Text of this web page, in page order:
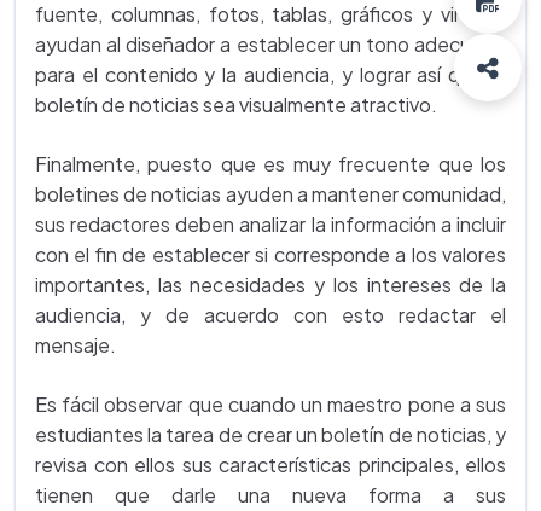
fuente, columnas, fotos, tablas, gráficos y viñetas
ayudan al diseñador a establecer un tono adecuado
para el contenido y la audiencia, y lograr así que el
boletín de noticias sea visualmente atractivo.
Finalmente, puesto que es muy frecuente que los
boletines de noticias ayuden a mantener comunidad,
sus redactores deben analizar la información a incluir
con el fin de establecer si corresponde a los valores
importantes, las necesidades y los intereses de la
audiencia, y de acuerdo con esto redactar el
mensaje.
Es fácil observar que cuando un maestro pone a sus
estudiantes la tarea de crear un boletín de noticias, y
revisa con ellos sus características principales, ellos
tienen que darle una nueva forma a sus